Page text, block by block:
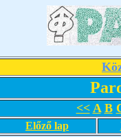
<< A B
Előző lap